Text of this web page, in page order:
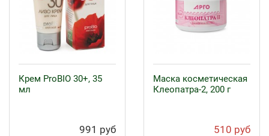
Крем ProBIO 30+, 35
мл
991 руб
Маска косметическая
Клеопатра-2, 200 г
510 руб